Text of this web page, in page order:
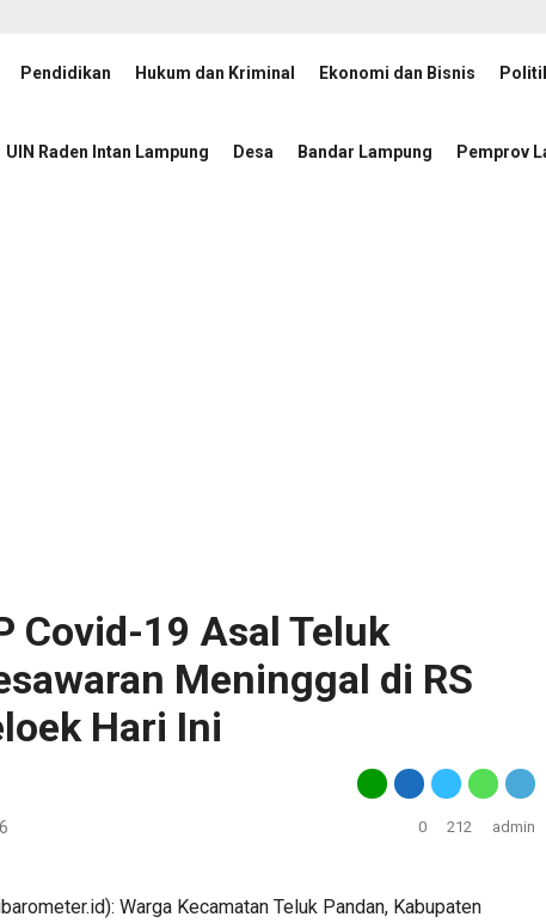
Pendidikan Hukum dan Kriminal Ekonomi dan Bisnis
UIN Raden Intan Lampung Desa Bandar Lampung Pemprov
Penanggulangan Tuberkulosis
Covid-19 Asal Teluk
Meninggal di RS
Hari Ini
0 212 admin
Warga Kecamatan Teluk Pandan, Kabupaten